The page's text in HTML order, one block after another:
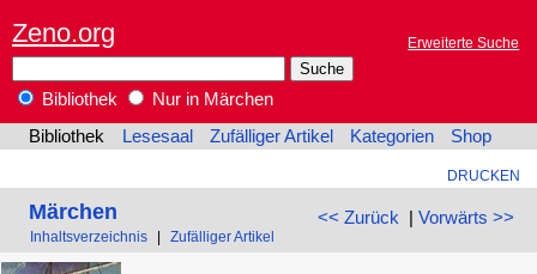
Zeno.org Erweiterte Suche
Bibliothek
Nur in Märchen
Bibliothek
Lesesaal Zufälliger Artikel Kategorien Shop
DRUCKEN
<< Zurück | Vorwärts >>
Märchen
Inhaltsverzeichnis Zufälliger Artikel